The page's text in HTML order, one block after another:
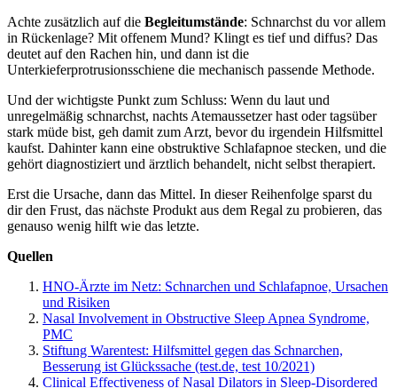
Achte zusätzlich auf die Begleitumstände: Schnarchst du vor allem
in Rückenlage? Mit offenem Mund? Klingt es tief und diffus? Das
deutet auf den Rachen hin, und dann ist die
Unterkieferprotrusionsschiene die mechanisch passende Methode.
Und der wichtigste Punkt zum Schluss: Wenn du laut und
unregelmäßig schnarchst, nachts Atemaussetzer hast oder tagsüber
stark müde bist, geh damit zum Arzt, bevor du irgendein Hilfsmittel
kaufst. Dahinter kann eine obstruktive Schlafapnoe stecken, und die
gehört diagnostiziert und ärztlich behandelt, nicht selbst therapiert.
Erst die Ursache, dann das Mittel. In dieser Reihenfolge sparst du
dir den Frust, das nächste Produkt aus dem Regal zu probieren, das
genauso wenig hilft wie das letzte.
Quellen
HNO-Ärzte im Netz: Schnarchen und Schlafapnoe, Ursachen
und Risiken
Nasal Involvement in Obstructive Sleep Apnea Syndrome,
PMC
Stiftung Warentest: Hilfsmittel gegen das Schnarchen,
Besserung ist Glückssache (test.de, test 10/2021)
Clinical Effectiveness of Nasal Dilators in Sleep-Disordered